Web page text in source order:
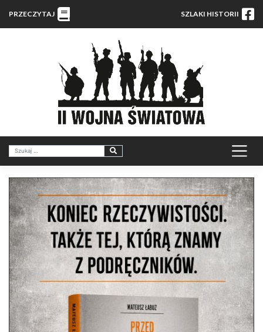
PRZECZYTAJ SZLAKI HISTORII